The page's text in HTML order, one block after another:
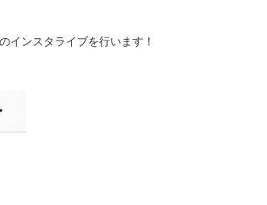
インスタライブを行います！